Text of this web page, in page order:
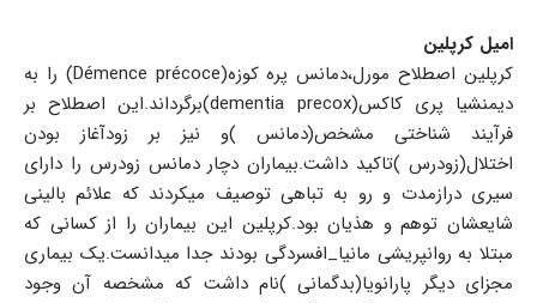
امیل کرپلین
کرپلین اصطلاح مورل،دمانس پره کوزه(Démence précoce) را به
دیمنشیا پری کاکس(dementia precox)برگرداند.این اصطلاح بر
فرآیند شناختی مشخص(دمانس )و نیز بر زودآغاز بودن
اختلال(زودرس )تاکید داشت.بیماران دچار دمانس زودرس را دارای
سیری درازمدت و رو به تباهی توصیف میکردند که علائم بالینی
شایعشان توهم و هذیان بود.کرپلین این بیماران را از کسانی که
مبتلا به روانپریشی مانیا_افسردگی بودند جدا میدانست.یک بیماری
مجزای دیگر پارانویا(بدگمانی )نام داشت که مشخصه آن وجود